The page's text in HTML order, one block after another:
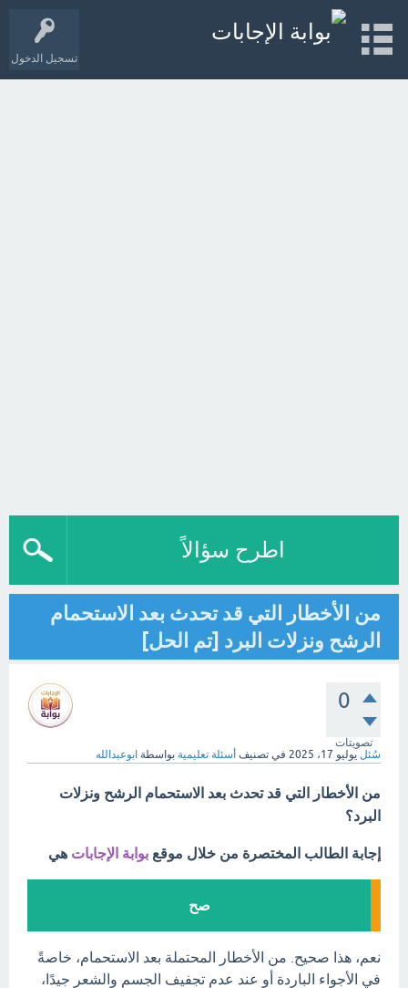
تسجيل الدخول
اطرح سؤالاً
من الأخطار التي قد تحدث بعد الاستحمام
الرشح ونزلات البرد [تم الحل]
0
تصويتات
سُئل يوليو 17، 2025 في تصنيف أسئلة تعليمية بواسطة ابوعبدالله
من الأخطار التي قد تحدث بعد الاستحمام الرشح ونزلات
البرد؟
إجابة الطالب المختصرة من خلال موقع بوابة الإجابات هي
صح
نعم، هذا صحيح. من الأخطار المحتملة بعد الاستحمام، خاصةً
في الأجواء الباردة أو عند عدم تجفيف الجسم والشعر جيدًا،